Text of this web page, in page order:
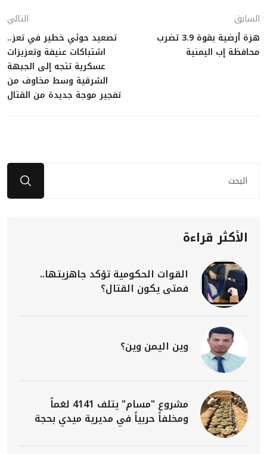
السابق
هزة أرضية بقوة 3.9 تضرب
محافظة إب اليمنية
التالي
تصعيد حوثي خطير في تعز..
اشتباكات عنيفة وتعزيزات
عسكرية تتجه إلى الجبهة
الشرقية وسط مخاوف من
تفجير موجة جديدة من القتال
الأكثر قراءة
القوات الحكومية تؤكد جاهزيتها..
فمتى يكون القتال؟
وين اليمن وين؟
مشروع "مسام" يتلف 4141 لغماً
ومخلفاً حربياً في مديرية ميدي بحجة